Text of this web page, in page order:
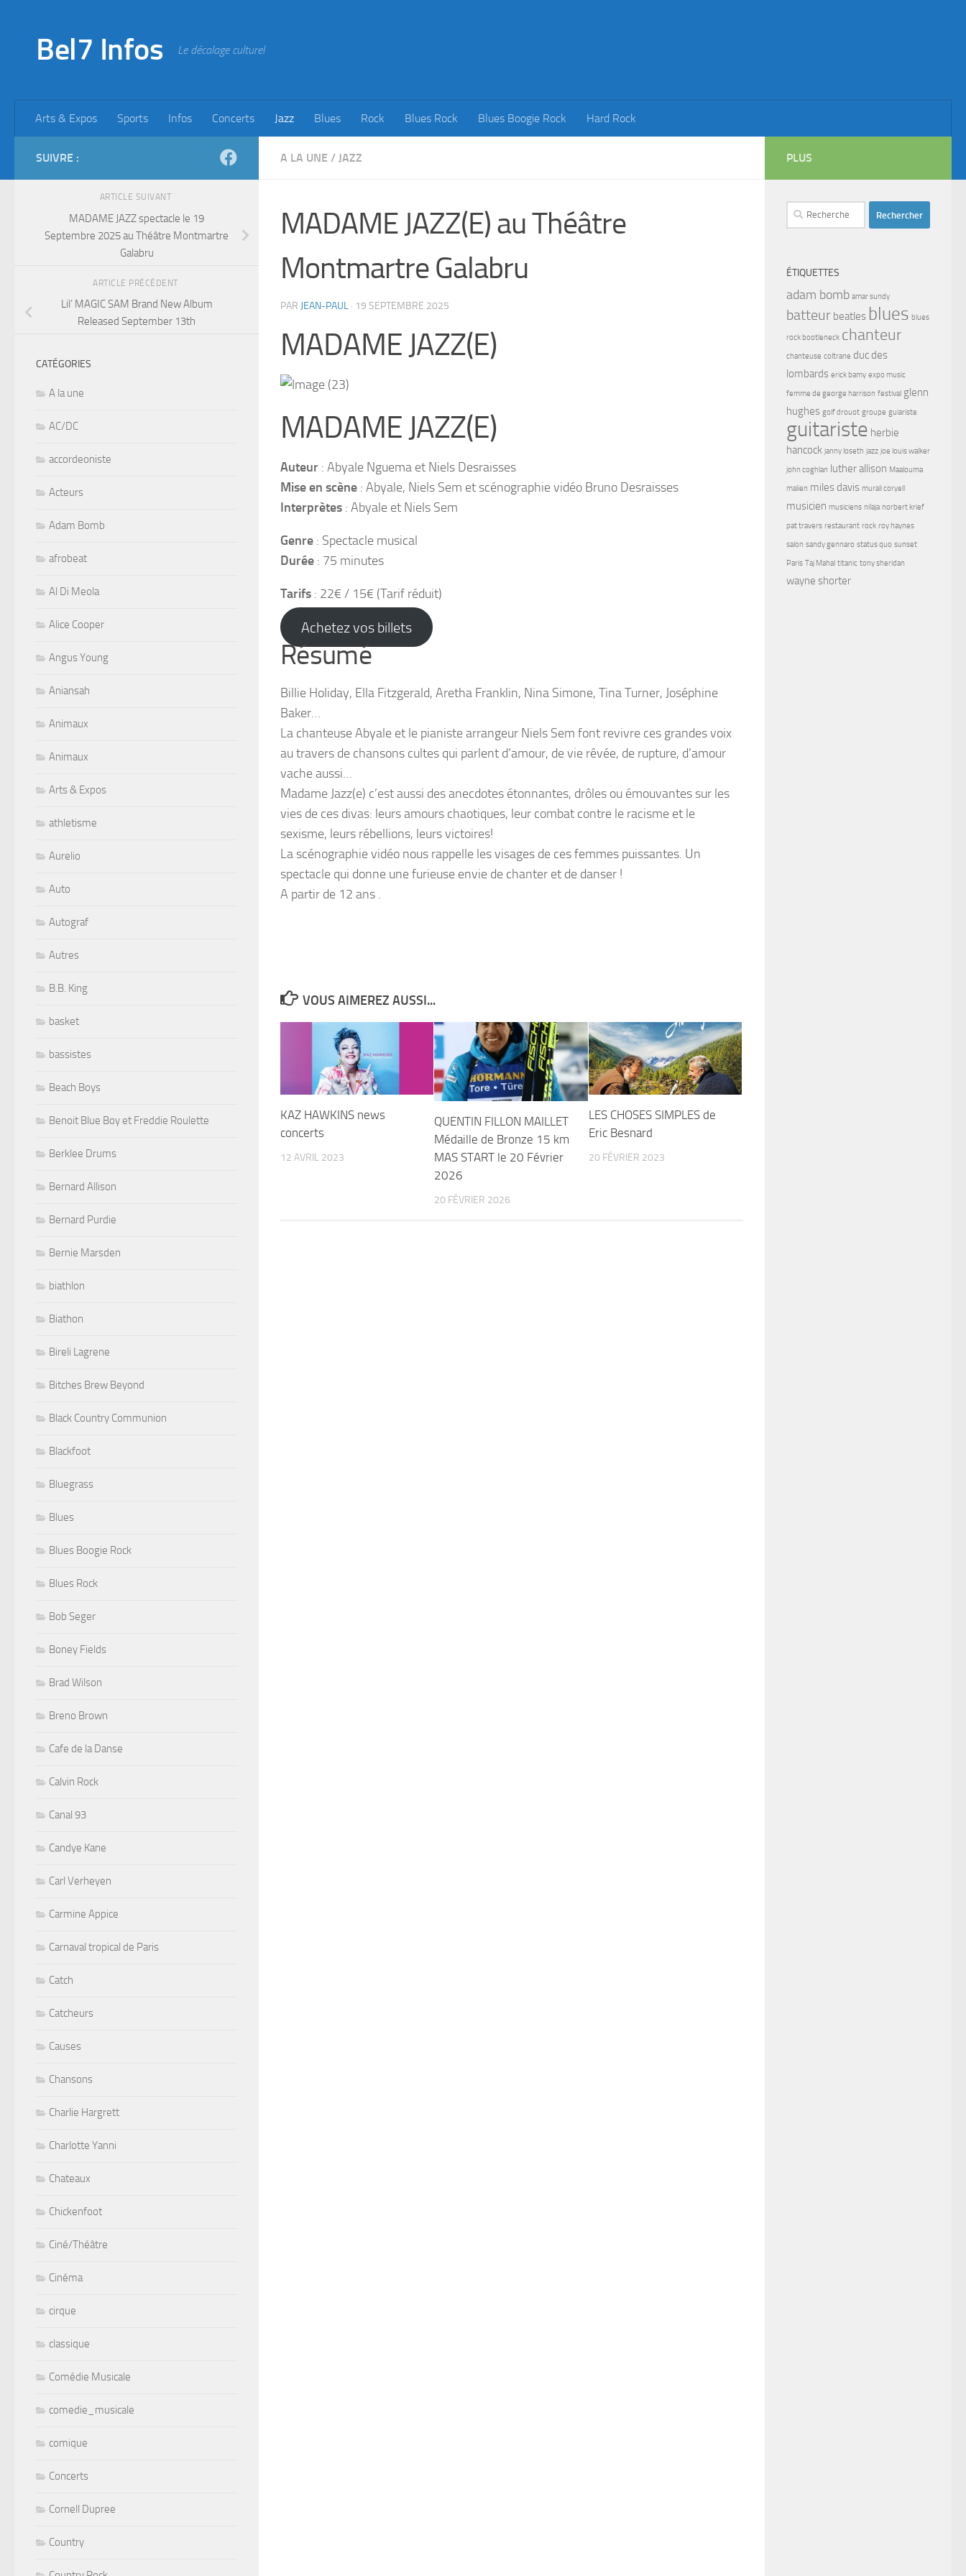
Bel7 Infos Le décalage culturel
Arts & Expos Sports Infos Concerts Jazz Blues Rock Blues Rock Blues Boogie Rock Hard Rock
A LA UNE / JAZZ
MADAME JAZZ(E) au Théâtre
Montmartre Galabru
PAR JEAN-PAUL · 19 SEPTEMBRE 2025
MADAME JAZZ(E)
MADAME JAZZ(E)
Auteur : Abyale Nguema et Niels Desraisses
Mise en scène : Abyale, Niels Sem et scénographie vidéo Bruno Desraisses
Interprètes : Abyale et Niels Sem
Genre : Spectacle musical
Durée : 75 minutes
Tarifs : 22€ / 15€ (Tarif réduit)
Achetez vos billets
Résumé
Billie Holiday, Ella Fitzgerald, Aretha Franklin, Nina Simone, Tina Turner, Joséphine
Baker…
La chanteuse Abyale et le pianiste arrangeur Niels Sem font revivre ces grandes voix
au travers de chansons cultes qui parlent d’amour, de vie rêvée, de rupture, d’amour
vache aussi…
Madame Jazz(e) c’est aussi des anecdotes étonnantes, drôles ou émouvantes sur les
vies de ces divas: leurs amours chaotiques, leur combat contre le racisme et le
sexisme, leurs rébellions, leurs victoires!
La scénographie vidéo nous rappelle les visages de ces femmes puissantes. Un
spectacle qui donne une furieuse envie de chanter et de danser !
A partir de 12 ans .
VOUS AIMEREZ AUSSI...
KAZ HAWKINS news
concerts
12 AVRIL 2023
QUENTIN FILLON MAILLET
Médaille de Bronze 15 km
MAS START le 20 Février
2026
20 FÉVRIER 2026
LES CHOSES SIMPLES de
Eric Besnard
20 FÉVRIER 2023
SUIVRE :
ARTICLE SUIVANT
MADAME JAZZ spectacle le 19
Septembre 2025 au Théâtre Montmartre
Galabru
ARTICLE PRÉCÉDENT
Lil’ MAGIC SAM Brand New Album
Released September 13th
CATÉGORIES
A la une
AC/DC
accordeoniste
Acteurs
Adam Bomb
afrobeat
Al Di Meola
Alice Cooper
Angus Young
Aniansah
Animaux
Animaux
Arts & Expos
athletisme
Aurelio
Auto
Autograf
Autres
B.B. King
basket
bassistes
Beach Boys
Benoit Blue Boy et Freddie Roulette
Berklee Drums
Bernard Allison
Bernard Purdie
Bernie Marsden
biathlon
Biathon
Bireli Lagrene
Bitches Brew Beyond
Black Country Communion
Blackfoot
Bluegrass
Blues
Blues Boogie Rock
Blues Rock
Bob Seger
Boney Fields
Brad Wilson
Breno Brown
Cafe de la Danse
Calvin Rock
Canal 93
Candye Kane
Carl Verheyen
Carmine Appice
Carnaval tropical de Paris
Catch
Catcheurs
Causes
Chansons
Charlie Hargrett
Charlotte Yanni
Chateaux
Chickenfoot
Ciné/Théâtre
Cinéma
cirque
classique
Comédie Musicale
comedie_musicale
comique
Concerts
Cornell Dupree
Country
PLUS
Rechercher :
ÉTIQUETTES
adam bomb amar sundy
batteur beatles blues blues
rock bootleneck chanteur
chanteuse coltrane duc des
lombards erick bamy expo music
femme de george harrison festival glenn
hughes golf drouot groupe guiariste
guitariste herbie
hancock janny loseth jazz joe louis walker
john coghlan luther allison Maalouma
malien miles davis murali coryell
musicien musiciens nilaja norbert krief
pat travers restaurant rock roy haynes
salon sandy gennaro status quo sunset
Paris Taj Mahal titanic tony sheridan
wayne shorter